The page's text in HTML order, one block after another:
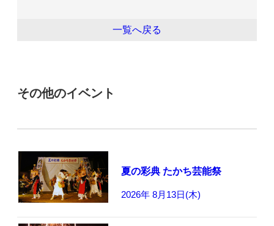
一覧へ戻る
その他のイベント
夏の彩典 たかち芸能祭
2026年 8月13日(木)